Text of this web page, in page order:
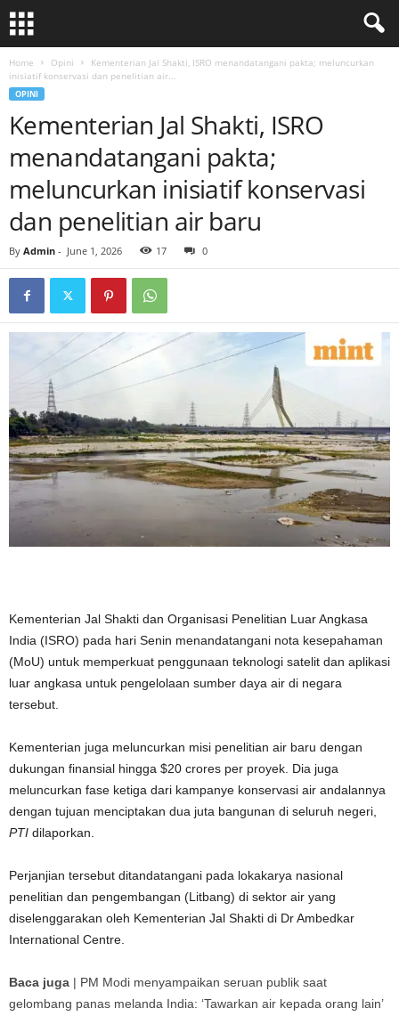
Home Opini
Kementerian Jal Shakti, ISRO menandatangani pakta; meluncurkan
inisiatif konservasi dan penelitian air...
OPINI
Kementerian Jal Shakti, ISRO
menandatangani pakta;
meluncurkan inisiatif konservasi
dan penelitian air baru
By Admin - June 1, 2026 17 0
Kementerian Jal Shakti dan Organisasi Penelitian Luar Angkasa
India (ISRO) pada hari Senin menandatangani nota kesepahaman
(MoU) untuk memperkuat penggunaan teknologi satelit dan aplikasi
luar angkasa untuk pengelolaan sumber daya air di negara
tersebut.
Kementerian juga meluncurkan misi penelitian air baru dengan
dukungan finansial hingga $20 crores per proyek. Dia juga
meluncurkan fase ketiga dari kampanye konservasi air andalannya
dengan tujuan menciptakan dua juta bangunan di seluruh negeri,
PTI dilaporkan.
Perjanjian tersebut ditandatangani pada lokakarya nasional
penelitian dan pengembangan (Litbang) di sektor air yang
diselenggarakan oleh Kementerian Jal Shakti di Dr Ambedkar
International Centre.
Baca juga | PM Modi menyampaikan seruan publik saat
gelombang panas melanda India: ‘Tawarkan air kepada orang lain’